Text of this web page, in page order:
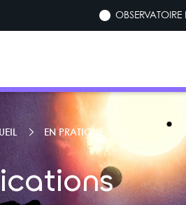
OBSERVATOIRE
EN PRATIQUE